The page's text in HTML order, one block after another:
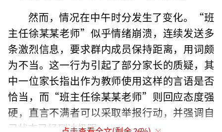
然而，情况在中午时分发生了变化。“班
主任徐某某老师”似乎情绪崩溃，连续发送多
条激烈信息，要求群内成员保持距离，用词颇
为不当。这一行为引起了部分家长的质疑，其
中一位家长指出作为教师使用这样的言语是否
恰当，而“班主任徐某某老师”则回应态度强
硬，直言不满者可以采取举报行动，并强调自
己状态已经到达极限。